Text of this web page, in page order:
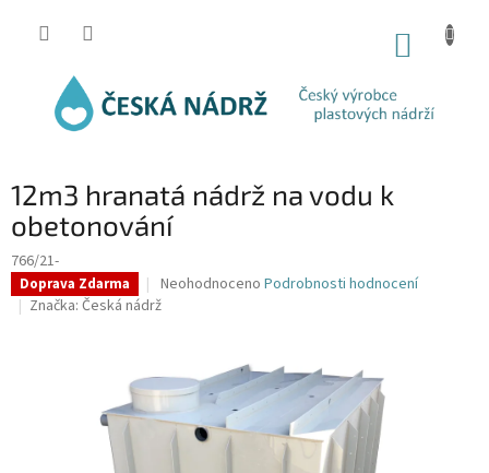
12m3 hranatá nádrž na vodu k
obetonování
766/21-
Doprava Zdarma
Průměrné
hodnocení
z
5
hvězdiček.
Neohodnoceno Podrobnosti hodnocení
Značka: Česká nádrž